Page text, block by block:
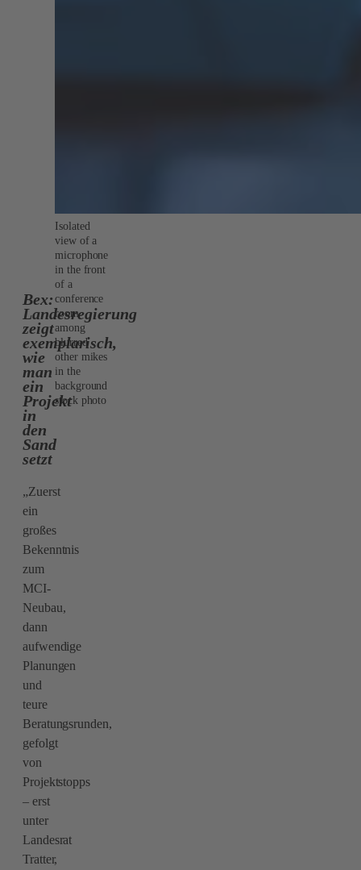
Isolated
view of a
microphone
in the front
of a
conference
room
among
blurred
other mikes
in the
background
stock photo
Bex:
Landesregierung
zeigt
exemplarisch,
wie
man
ein
Projekt
in
den
Sand
setzt
„Zuerst
ein
großes
Bekenntnis
zum
MCI-
Neubau,
dann
aufwendige
Planungen
und
teure
Beratungsrunden,
gefolgt
von
Projektstopps
– erst
unter
Landesrat
Tratter,